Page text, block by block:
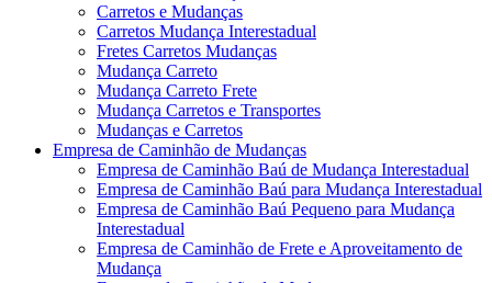
Carretos e Mudanças
Carretos Mudança Interestadual
Fretes Carretos Mudanças
Mudança Carreto
Mudança Carreto Frete
Mudança Carretos e Transportes
Mudanças e Carretos
Empresa de Caminhão de Mudanças
Empresa de Caminhão Baú de Mudança Interestadual
Empresa de Caminhão Baú para Mudança Interestadual
Empresa de Caminhão Baú Pequeno para Mudança
Interestadual
Empresa de Caminhão de Frete e Aproveitamento de
Mudança